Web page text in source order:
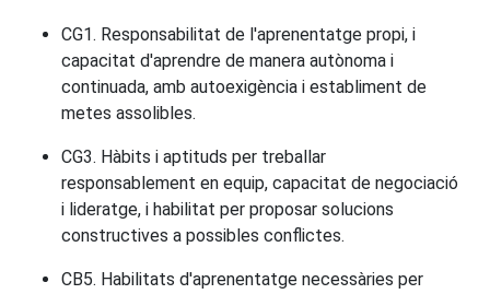
CG1. Responsabilitat de l'aprenentatge propi, i
capacitat d'aprendre de manera autònoma i
continuada, amb autoexigència i establiment de
metes assolibles.
CG3. Hàbits i aptituds per treballar
responsablement en equip, capacitat de negociació
i lideratge, i habilitat per proposar solucions
constructives a possibles conflictes.
CB5. Habilitats d'aprenentatge necessàries per